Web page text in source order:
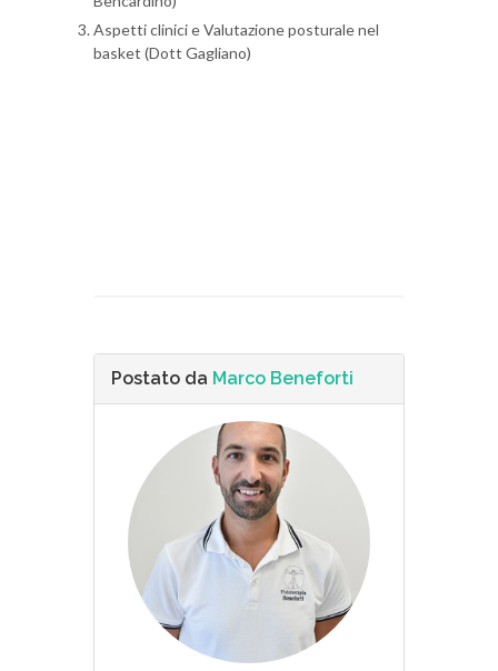
Aspetti clinici e Valutazione posturale nel
basket (Dott Gagliano)
Postato da Marco Beneforti